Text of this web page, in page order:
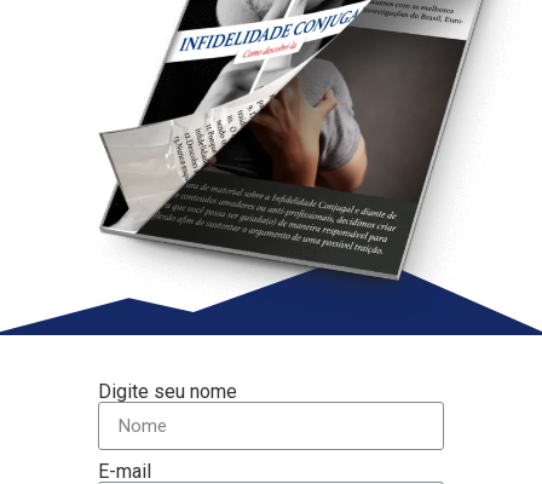
Digite seu nome
E-mail